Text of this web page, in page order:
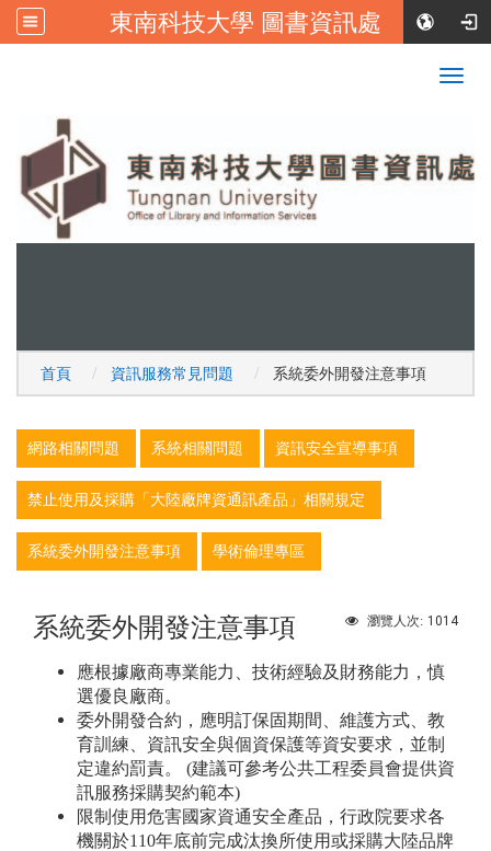
東南科技大學 圖書資訊處
首頁 資訊服務常見問題 系統委外開發注意事項
網路相關問題 系統相關問題 資訊安全宣導事項
禁止使用及採購「大陸廠牌資通訊產品」相關規定
系統委外開發注意事項 學術倫理專區
瀏覽人次: 1014
系統委外開發注意事項
應根據廠商專業能力、技術經驗及財務能力，慎
選優良廠商。
委外開發合約，應明訂保固期間、維護方式、教
育訓練、資訊安全與個資保護等資安要求，並制
定違約罰責。 (建議可參考公共工程委員會提供資
訊服務採購契約範本)
限制使用危害國家資通安全產品，行政院要求各
機關於110年底前完成汰換所使用或採購大陸品牌